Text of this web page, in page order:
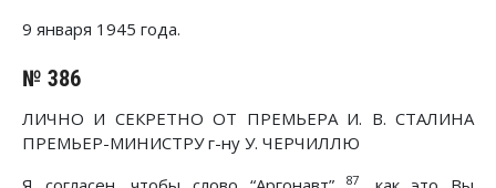
9 января 1945 года.
№ 386
ЛИЧНО И СЕКРЕТНО ОТ ПРЕМЬЕРА И. В. СТАЛИНА
ПРЕМЬЕР-МИНИСТРУ г-ну У. ЧЕРЧИЛЛЮ
87